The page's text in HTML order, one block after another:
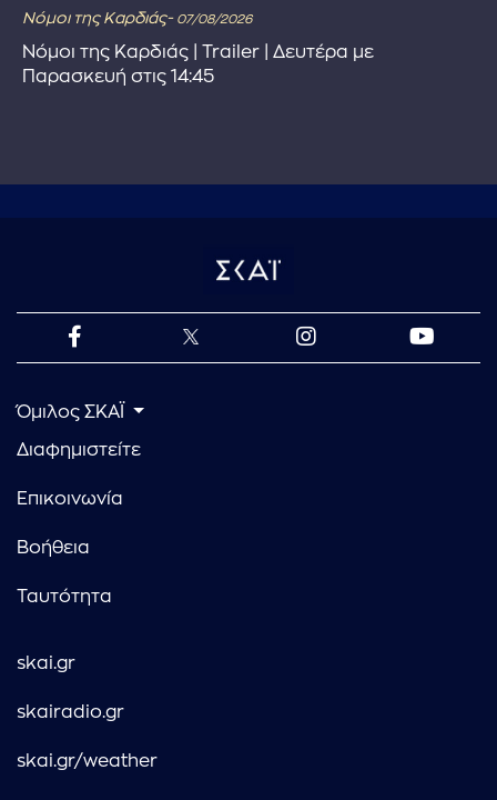
Νόμοι της Καρδιάς- 07/08/2026
Νόμοι της Καρδιάς | Trailer | Δευτέρα με
Παρασκευή στις 14:45
Όμιλος ΣΚΑΪ
Διαφημιστείτε
Επικοινωνία
Βοήθεια
Ταυτότητα
skai.gr
skairadio.gr
skai.gr/weather